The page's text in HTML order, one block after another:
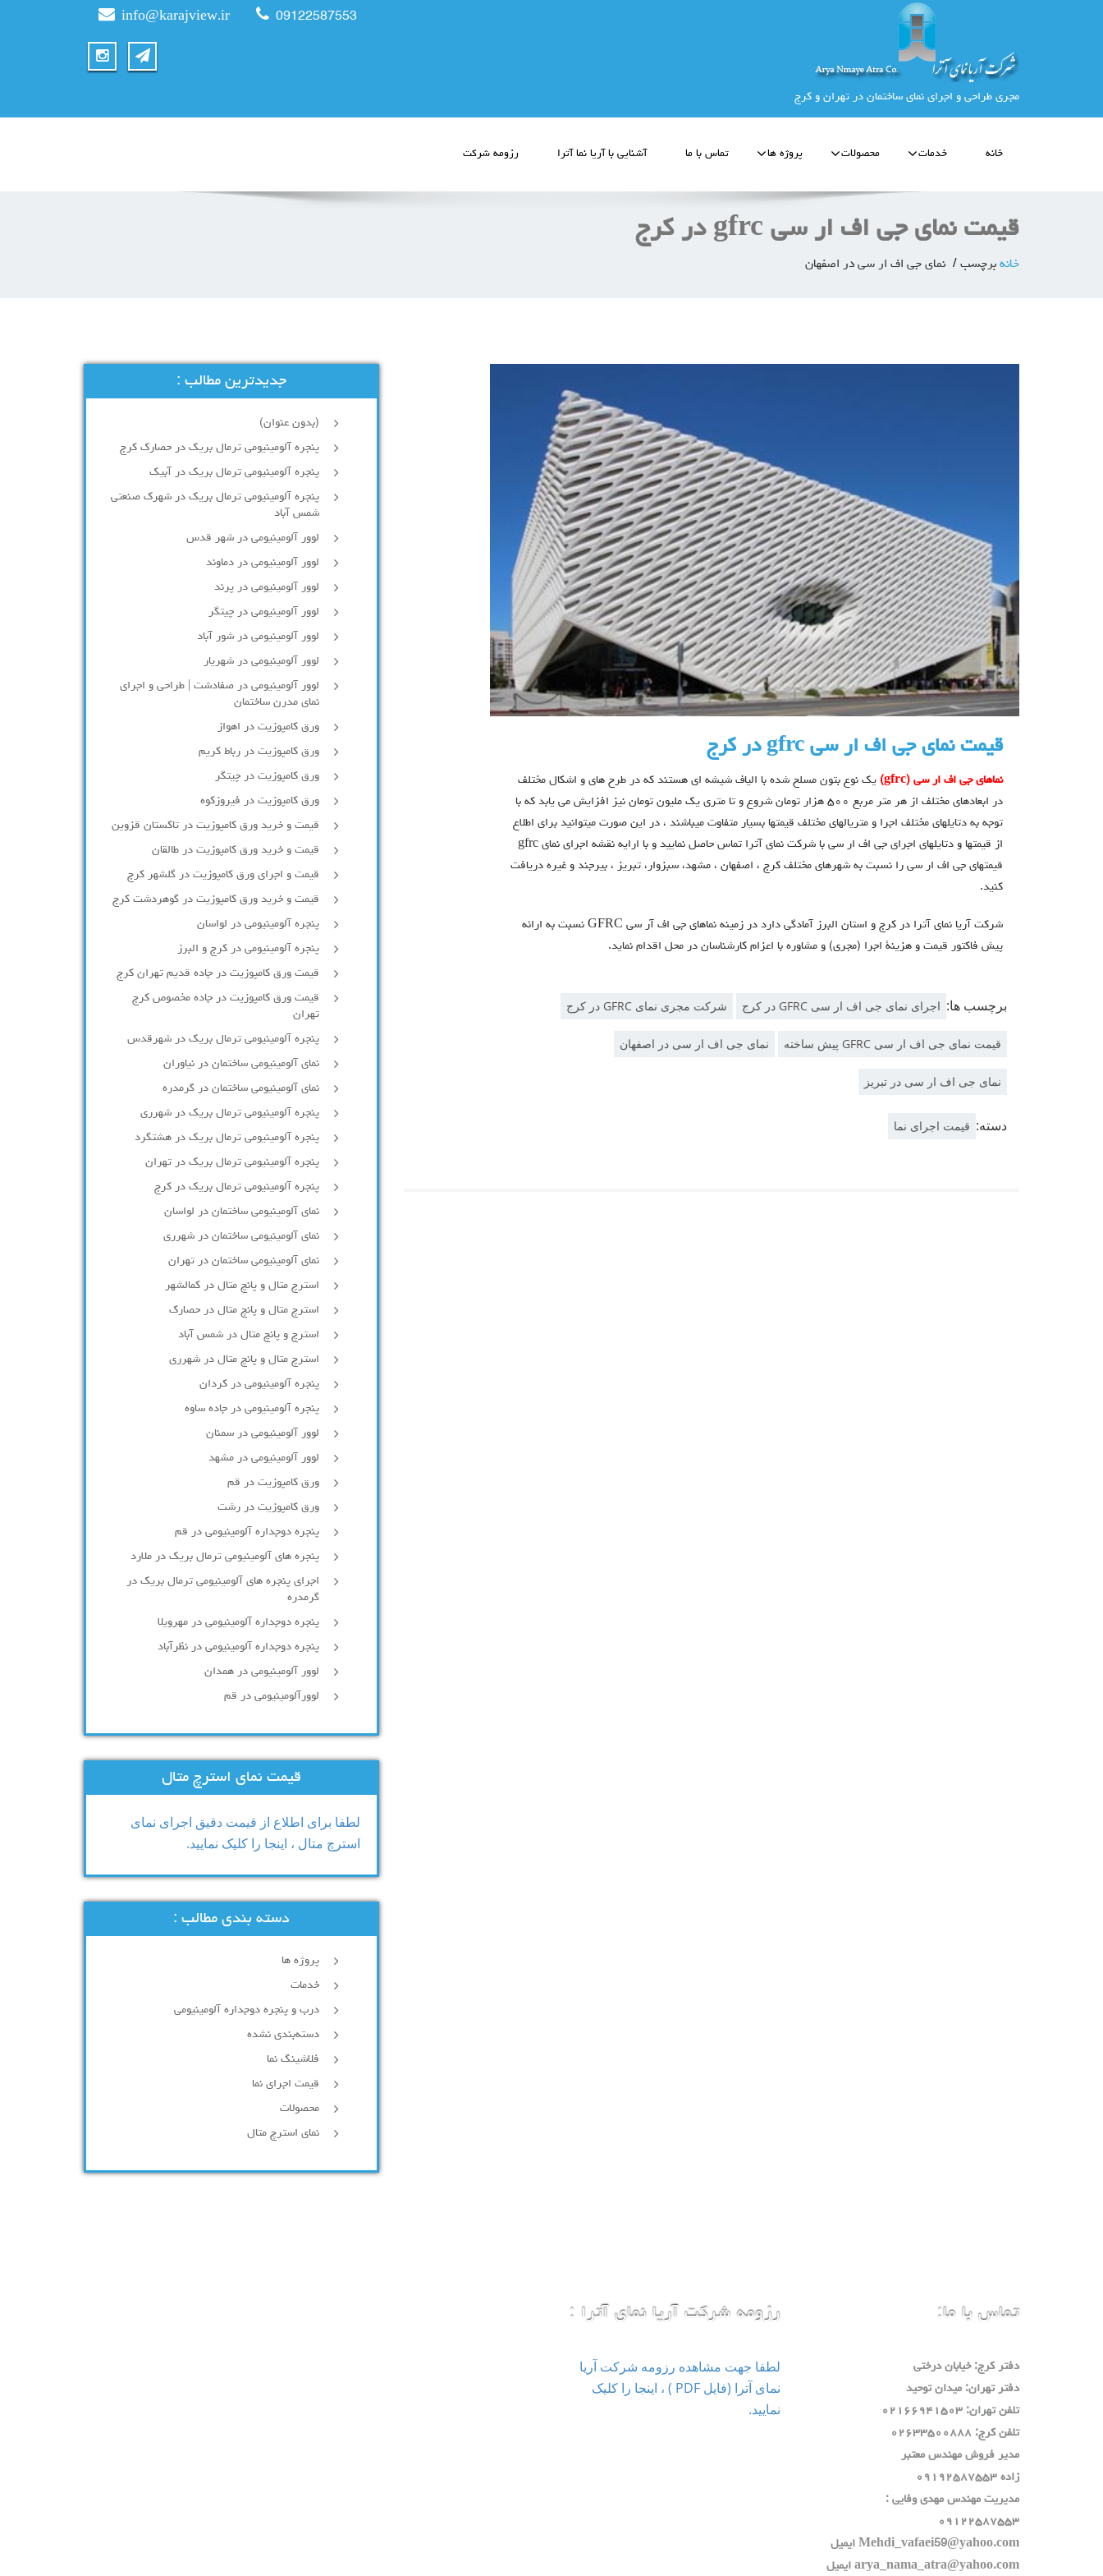
مجری طراحی و اجرای نمای ساختمان در تهران و کرج
info@karajview.ir 09122587553
خانه خدمات محصولات پروژه ها تماس با ما آشنایی با آریا نما آترا رزومه شرکت
قيمت نماي جي اف ار سی gfrc در كرج
خانه برچسب نمای جی اف ار سی در اصفهان
قيمت نماي جي اف ار سی gfrc در كرج
نماهاي جي اف ار سي (gfrc)
يك نوع بتون مسلح شده با الياف شيشه اي هستند كه در طرح هاي و اشكال مختلف
در ابعادهاي مختلف از هر متر مربع ٥٠٠ هزار تومان شروع و تا متري يك مليون تومان نيز افزايش مي يابد كه با
توجه به دتايلهاي مختلف اجرا و متريالهاي مختلف قيمتها بسيار متفاوت ميباشند ، در اين صورت ميتوانيد براي اطلاع
از قيمتها و دتايلهاي اجراي جي اف ار سي با شركت نماي آترا تماس حاصل نماييد و با ارايه نقشه اجراي نماي gfrc
قيمتهاي جي اف ار سي را نسبت به شهرهاي مختلف كرج ، اصفهان ، مشهد، سبزوار، تبريز ، بيرجند و غيره دريافت
كنيد.
شرکت آریا نمای آترا در کرج و استان البرز آمادگی دارد در زمینه نماهای جی اف آر سی GFRC نسبت به ارائه
پیش فاکتور قیمت و هزینۀ اجرا (مجری) و مشاوره با اعزام کارشناسان در محل اقدام نماید.
برچسب ها: اجرای نمای جی اف ار سی GFRC در کرج شرکت مجری نمای GFRC در کرج
قیمت نمای جی اف ار سی GFRC پیش ساخته نمای جی اف ار سی در اصفهان
نمای جی اف ار سی در تبریز
دسته: قیمت اجرای نما
جدیدترین مطالب :
(بدون عنوان)
پنجره آلومینیومی ترمال بریک در حصارک کرج
پنجره آلومینیومی ترمال بریک در آبیک
پنجره آلومینیومی ترمال بریک در شهرک صنعتی
شمس آباد
لوور آلومینیومی در شهر قدس
لوور آلومینیومی در دماوند
لوور آلومینیومی در پرند
لوور آلومینیومی در چیتگر
لوور آلومینیومی در شور آباد
لوور آلومينيومي در شهريار
لوور آلومینیومی در صفادشت | طراحی و اجرای
نمای مدرن ساختمان
ورق کامپوزیت در اهواز
ورق کامپوزیت در رباط کریم
ورق کامپوزیت در چیتگر
ورق کامپوزیت در فیروزکوه
قیمت و خرید ورق کامپوزیت در تاکستان قزوین
قیمت و خرید ورق کامپوزیت در طالقان
قیمت و اجرای ورق کامپوزیت در گلشهر کرج
قیمت و خرید ورق کامپوزیت در گوهردشت کرج
پنجره آلومینیومی در لواسان
پنجره آلومینیومی در کرج و البرز
قیمت ورق کامپوزیت در جاده قدیم تهران کرج
قیمت ورق کامپوزیت در جاده مخصوص کرج
تهران
پنجره آلومینیومی ترمال بریک در شهرقدس
نمای آلومینیومی ساختمان در نیاوران
نمای آلومینیومی ساختمان در گرمدره
پنجره آلومینیومی ترمال بریک در شهرری
پنجره آلومینیومی ترمال بریک در هشتگرد
پنجره آلومینیومی ترمال بریک در تهران
پنجره آلومینیومی ترمال بریک در کرج
نمای آلومینیومی ساختمان در لواسان
نمای آلومینیومی ساختمان در شهرری
نمای آلومینیومی ساختمان در تهران
استرچ متال و پانچ متال در کمالشهر
استرچ متال و پانچ متال در حصارك
استرچ و پانچ متال در شمس آباد
استرچ متال و پانچ متال در شهرری
پنجره آلومینیومی در کردان
پنجره آلومینیومی در جاده ساوه
لوور آلومینیومی در سمنان
لوور آلومینیومی در مشهد
ورق کامپوزیت در قم
ورق کامپوزیت در رشت
پنجره دوجداره آلومينيومی در قم
پنجره های آلومینیومی ترمال بریک در ملارد
اجرای پنجره های آلومینیومی ترمال بریک در
گرمدره
پنجره دوجداره آلومینیومی در مهرویلا
پنجره دوجداره آلومینیومی در نظرآباد
لوور آلومینیومی در همدان
لوورآلومینیومی در قم
قیمت نمای استرچ متال
لطفا برای اطلاع از قیمت دقیق اجرای نمای
استرچ متال ، اینجا را کلیک نمایید.
دسته بندی مطالب :
پروژه ها
خدمات
درب و پنجره دوجداره آلومینیومی
دسته‌بندی نشده
فلاشینگ نما
قیمت اجرای نما
محصولات
نمای استرچ متال
تماس با ما:
دفتر كرج: خيابان درختي
دفتر تهران: ميدان توحيد
تلفن تهران: ٠٢١٦٦٩٤١٥٠٣
تلفن كرج: ٠٢٦٣٣٥٠٠٨٨٨
مدير فروش مهندس معتبر
زاده ٠٩١٩٢٥٨٧٥٥٣
مديريت مهندس مهدي وفايي :
٠٩١٢٢٥٨٧٥٥٣
Mehdi_vafaei59@yahoo.com ايميل
arya_nama_atra@yahoo.com ايميل
رزومه شرکت آریا نمای آترا :
لطفا جهت مشاهده رزومه شرکت آریا
نمای آترا (فایل PDF ) ، اینجا را کلیک
نمایید.